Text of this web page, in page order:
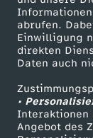
abrufen.
Einwilligung
direkten
Daten auch
•
Interaktionen
Angebot des
t
u
r
e
r
l
a
m
v
o
n
.
u
c
h
a
l
l
e
ZDF-Apps
Smart TV
ZDFtext
Livestreams
Sendungen A-Z
TV-Programm